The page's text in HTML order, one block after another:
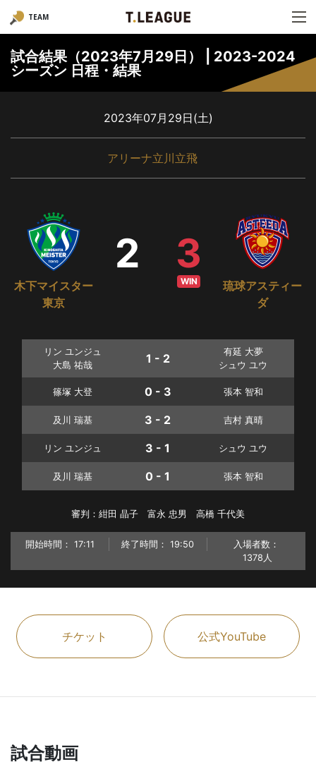
TEAM
試合結果（2023年7月29日） | 2023-2024
シーズン 日程・結果
2023年07月29日(土)
アリーナ立川立飛
木下マイスター
東京
2
琉球アスティー
ダ
3
WIN
リン ユンジュ
大島 祐哉
1 - 2
有延 大夢
シュウ ユウ
篠塚 大登 0 - 3 張本 智和
及川 瑞基 3 - 2 吉村 真晴
リン ユンジュ 3 - 1 シュウ ユウ
及川 瑞基 0 - 1 張本 智和
審判：紺田 晶子 富永 忠男 高橋 千代美
開始時間： 17:11 終了時間： 19:50
入場者数：
1378人
チケット 公式YouTube
試合動画